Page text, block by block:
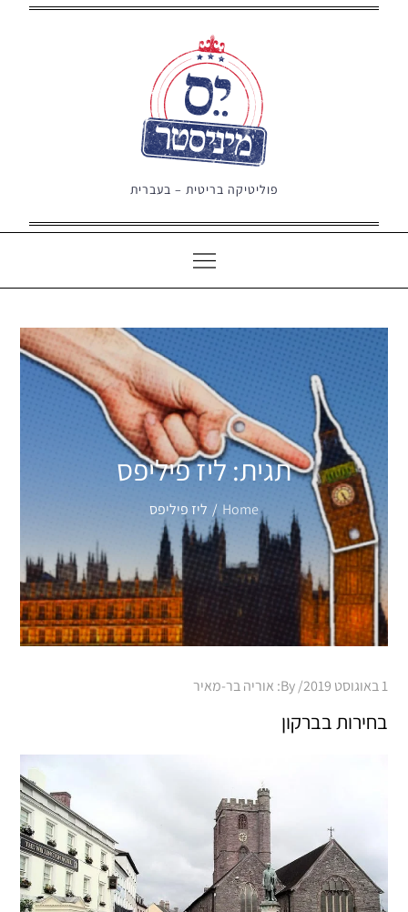
פוליטיקה בריטית – בעברית
תגית:ליז פיליפס
Home ליז פיליפס
Posted1 באוגוסט 2019 By: אוריה בר-מאיר
בחירות בברקון